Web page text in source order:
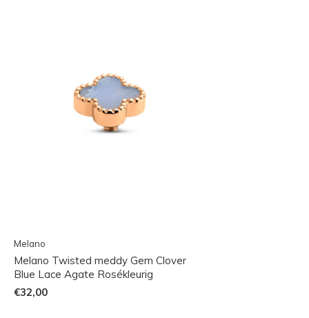
Melano
Melano Twisted meddy Gem Clover
Blue Lace Agate Rosékleurig
€32,00